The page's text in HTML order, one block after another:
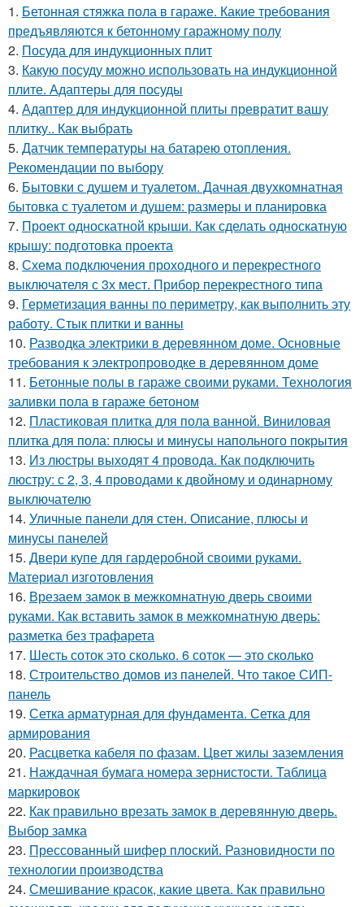
1. Бетонная стяжка пола в гараже. Какие требования
предъявляются к бетонному гаражному полу
2. Посуда для индукционных плит
3. Какую посуду можно использовать на индукционной
плите. Адаптеры для посуды
4. Адаптер для индукционной плиты превратит вашу
плитку.. Как выбрать
5. Датчик температуры на батарею отопления.
Рекомендации по выбору
6. Бытовки с душем и туалетом. Дачная двухкомнатная
бытовка с туалетом и душем: размеры и планировка
7. Проект односкатной крыши. Как сделать односкатную
крышу: подготовка проекта
8. Схема подключения проходного и перекрестного
выключателя с 3х мест. Прибор перекрестного типа
9. Герметизация ванны по периметру, как выполнить эту
работу. Стык плитки и ванны
10. Разводка электрики в деревянном доме. Основные
требования к электропроводке в деревянном доме
11. Бетонные полы в гараже своими руками. Технология
заливки пола в гараже бетоном
12. Пластиковая плитка для пола ванной. Виниловая
плитка для пола: плюсы и минусы напольного покрытия
13. Из люстры выходят 4 провода. Как подключить
люстру: с 2, 3, 4 проводами к двойному и одинарному
выключателю
14. Уличные панели для стен. Описание, плюсы и
минусы панелей
15. Двери купе для гардеробной своими руками.
Материал изготовления
16. Врезаем замок в межкомнатную дверь своими
руками. Как вставить замок в межкомнатную дверь:
разметка без трафарета
17. Шесть соток это сколько. 6 соток — это сколько
18. Строительство домов из панелей. Что такое СИП-
панель
19. Сетка арматурная для фундамента. Сетка для
армирования
20. Расцветка кабеля по фазам. Цвет жилы заземления
21. Наждачная бумага номера зернистости. Таблица
маркировок
22. Как правильно врезать замок в деревянную дверь.
Выбор замка
23. Прессованный шифер плоский. Разновидности по
технологии производства
24. Смешивание красок, какие цвета. Как правильно